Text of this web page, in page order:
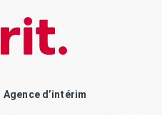
Agence d’intérim